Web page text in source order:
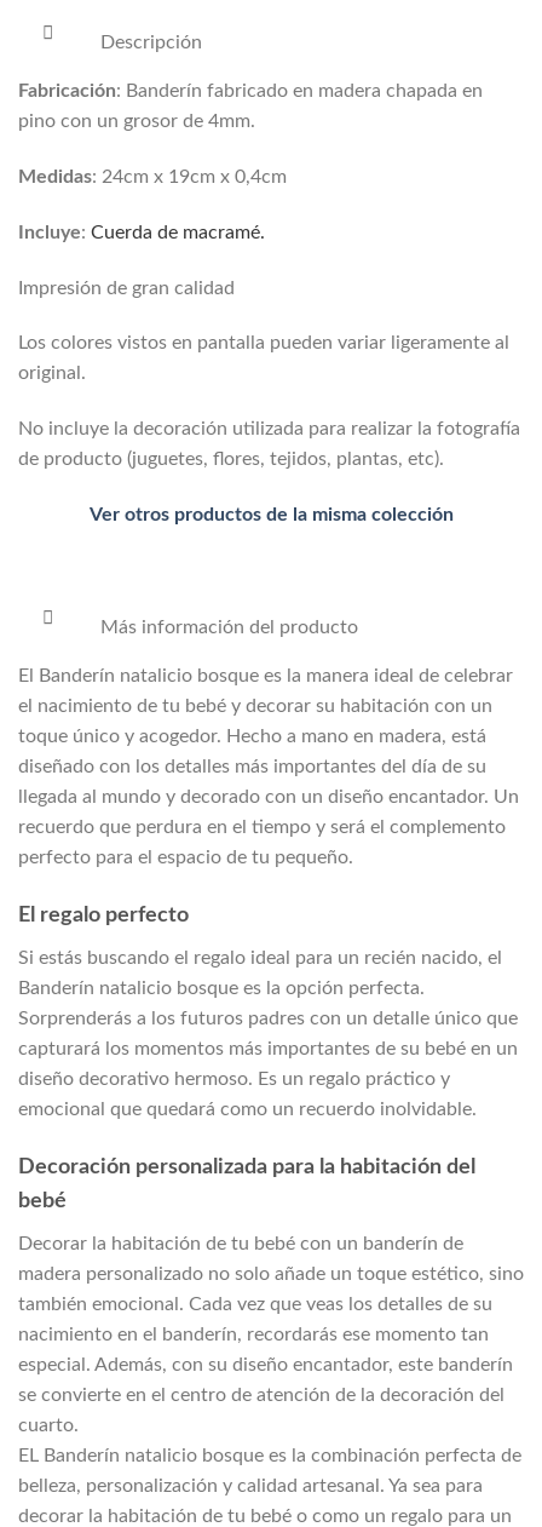
Descripción
Fabricación: Banderín fabricado en madera chapada en
pino con un grosor de 4mm.
Medidas: 24cm x 19cm x 0,4cm
Incluye: Cuerda de macramé.
Impresión de gran calidad
Los colores vistos en pantalla pueden variar ligeramente al
original.
No incluye la decoración utilizada para realizar la fotografía
de producto (juguetes, flores, tejidos, plantas, etc).
Ver otros productos de la misma colección
Más información del producto
El Banderín natalicio bosque es la manera ideal de celebrar
el nacimiento de tu bebé y decorar su habitación con un
toque único y acogedor. Hecho a mano en madera, está
diseñado con los detalles más importantes del día de su
llegada al mundo y decorado con un diseño encantador. Un
recuerdo que perdura en el tiempo y será el complemento
perfecto para el espacio de tu pequeño.
El regalo perfecto
Si estás buscando el regalo ideal para un recién nacido, el
Banderín natalicio bosque es la opción perfecta.
Sorprenderás a los futuros padres con un detalle único que
capturará los momentos más importantes de su bebé en un
diseño decorativo hermoso. Es un regalo práctico y
emocional que quedará como un recuerdo inolvidable.
Decoración personalizada para la habitación del
bebé
Decorar la habitación de tu bebé con un banderín de
madera personalizado no solo añade un toque estético, sino
también emocional. Cada vez que veas los detalles de su
nacimiento en el banderín, recordarás ese momento tan
especial. Además, con su diseño encantador, este banderín
se convierte en el centro de atención de la decoración del
cuarto.
EL Banderín natalicio bosque es la combinación perfecta de
belleza, personalización y calidad artesanal. Ya sea para
decorar la habitación de tu bebé o como un regalo para un